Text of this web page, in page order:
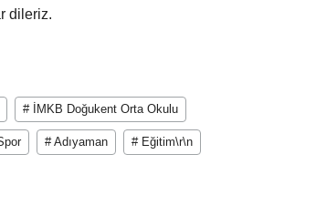
dileriz.
# İMKB Doğukent Orta Okulu
# Adıyaman # Eğitim\r\n